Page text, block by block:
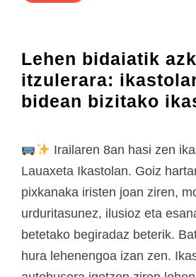
Lehen bidaiatik
itzulerara:
bidean bizitako
Irailaren 8an hasi zen
Lauaxeta Ikastolan. Goiz
pixkanaka iristen joan ziren,
urduritasunez, ilusioz eta
betetako begiradaz beterik.
hura lehenengoa izan zen.